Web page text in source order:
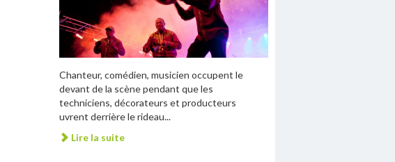
Chanteur, comédien, musicien occupent le
devant de la scène pendant que les
techniciens, décorateurs et producteurs
uvrent derrière le rideau...
Lire la suite